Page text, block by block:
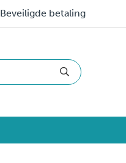
Beveiligde betaling